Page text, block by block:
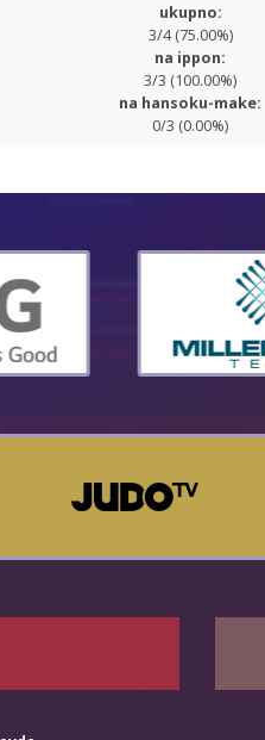
ukupno:
3/4 (75.00%)
na ippon:
3/3 (100.00%)
na hansoku-make:
0/3 (0.00%)